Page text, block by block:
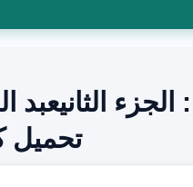
تحميل